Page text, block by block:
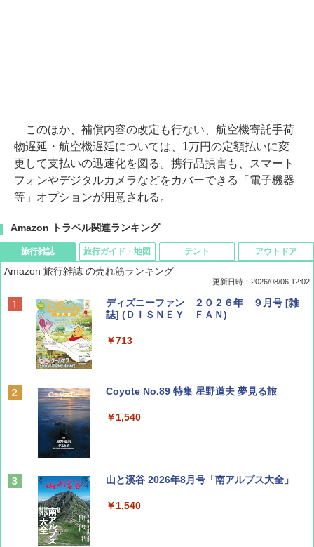
このほか、補償内容の改定も行ない、航空機寄託手荷
物遅延・航空機遅延については、1万円の定額払いに変
更して支払いの迅速化を図る。携行品損害も、スマート
フォンやデジタルカメラなどをカバーできる「電子機器
等」オプションが用意される。
Amazon トラベル関連ランキング
旅行雑誌
Amazon 旅行雑誌 の売れ筋ランキング
更新日時：2026/08/06 12:02
ディズニーファン ２０２６年 ９月号 [雑
誌] (ＤＩＳＮＥＹ ＦＡＮ)
￥713
Coyote No.89 特集 星野道夫 夢見る旅
￥1,540
山と溪谷 2026年8月号「南アルプス大全」
￥1,540
旅行ガイド・地図 テント アウトドア